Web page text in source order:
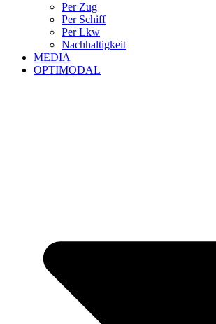
Per Zug
Per Schiff
Per Lkw
Nachhaltigkeit
MEDIA
OPTIMODAL